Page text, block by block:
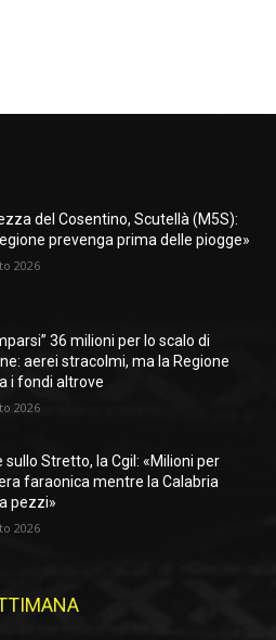
del Cosentino, Scutellà (M5S):
prevenga prima delle piogge»
2026
36 milioni per lo scalo di
aerei stracolmi, ma la Regione
i fondi altrove
2026
sullo Stretto, la Cgil: «Milioni per
faraonica mentre la Calabria
pezzi»
2026